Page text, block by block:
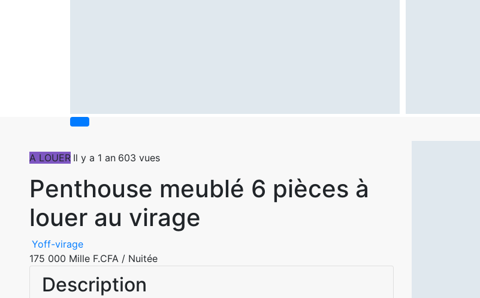
A LOUER Il y a 1 an 603 vues
Penthouse meublé 6 pièces à
louer au virage
Yoff-virage
175 000 Mille F.CFA / Nuitée
Description